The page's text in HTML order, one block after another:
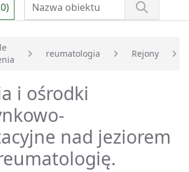
reumatologia Rejony
i ośrodki
nad jeziorem